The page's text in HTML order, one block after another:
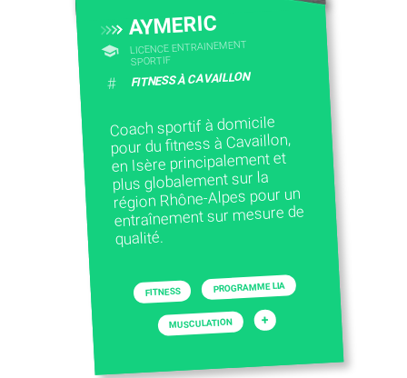
AYMERIC
LICENCE ENTRAINEMENT
SPORTIF
# FITNESS À CAVAILLON
Coach sportif à domicile
pour du fitness à Cavaillon,
en Isère principalement et
plus globalement sur la
région Rhône-Alpes pour un
entraînement sur mesure de
qualité.
FITNESS PROGRAMME LIA
MUSCULATION +